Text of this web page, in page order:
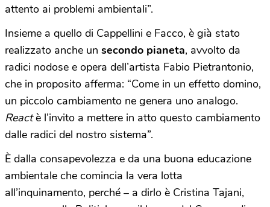
attento ai problemi ambientali”.
Insieme a quello di Cappellini e Facco, è già stato
realizzato anche un secondo pianeta, avvolto da
radici nodose e opera dell’artista Fabio Pietrantonio,
che in proposito afferma: “Come in un effetto domino,
un piccolo cambiamento ne genera uno analogo.
Reactè l’invito a mettere in atto questo cambiamento
dalle radici del nostro sistema”.
È dalla consapevolezza e da una buona educazione
ambientale che comincia la vera lotta
all’inquinamento, perché – a dirlo è Cristina Tajani,